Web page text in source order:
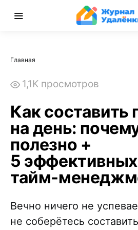
Главная
1,1K просмотров
Как составить
на день:
полезно +
5
тайм-
Вечно ничего не
не соберётесь